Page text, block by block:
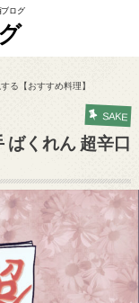
ブログ
る【おすすめ料理】
SAKE
ばくれん 超辛口